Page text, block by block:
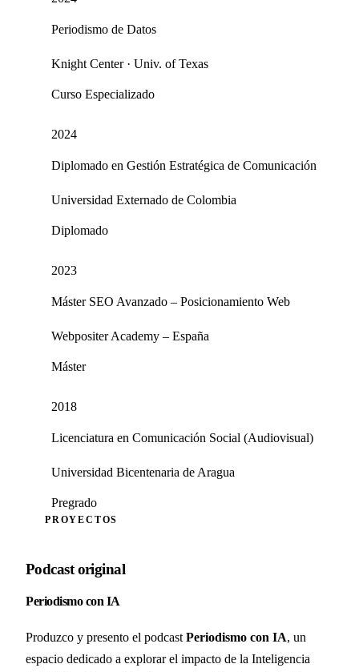
Periodismo de Datos
Knight Center · Univ. of Texas
Curso Especializado
2024
Diplomado en Gestión Estratégica de Comunicación
Universidad Externado de Colombia
Diplomado
2023
Máster SEO Avanzado – Posicionamiento Web
Webpositer Academy – España
Máster
2018
Licenciatura en Comunicación Social (Audiovisual)
Universidad Bicentenaria de Aragua
Pregrado
PROYECTOS
Podcast original
Periodismo con IA
Produzco y presento el podcast Periodismo con IA, un
espacio dedicado a explorar el impacto de la Inteligencia